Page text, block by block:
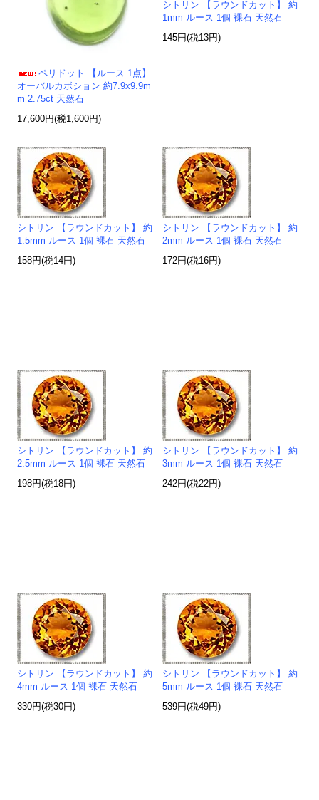
ペリドット 【ルース 1点】
オーバルカボション 約7.9x9.9m
m 2.75ct 天然石
17,600円(税1,600円)
シトリン 【ラウンドカット】 約
1mm ルース 1個 裸石 天然石
145円(税13円)
シトリン 【ラウンドカット】 約
1.5mm ルース 1個 裸石 天然石
158円(税14円)
シトリン 【ラウンドカット】 約
2mm ルース 1個 裸石 天然石
172円(税16円)
シトリン 【ラウンドカット】 約
2.5mm ルース 1個 裸石 天然石
198円(税18円)
シトリン 【ラウンドカット】 約
3mm ルース 1個 裸石 天然石
242円(税22円)
シトリン 【ラウンドカット】 約
4mm ルース 1個 裸石 天然石
330円(税30円)
シトリン 【ラウンドカット】 約
5mm ルース 1個 裸石 天然石
539円(税49円)